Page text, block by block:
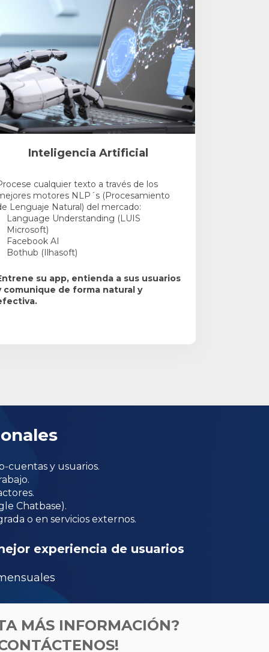
Inteligencia Artificial
cualquier texto a través de los
motores NLP´s (Procesamiento
Lenguaje Natural) del mercado:
Language Understanding (LUIS
Microsoft)
Facebook AI
Bothub (Ilhasoft)
su app, entienda a sus usuarios
comunique de forma natural y
cuentas y usuarios.
Chatbase).
o en servicios externos.
experiencia de usuarios
MÁS INFORMACIÓN?